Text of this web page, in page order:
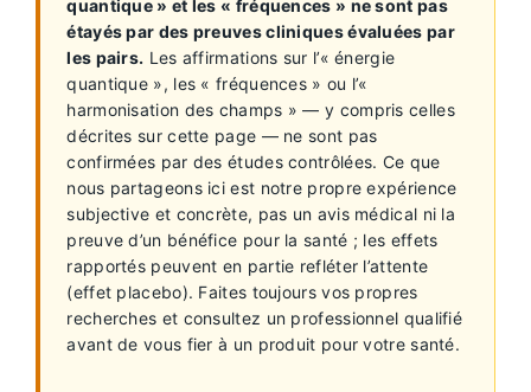
quantique » et les « fréquences » ne sont pas
étayés par des preuves cliniques évaluées par
les pairs. Les affirmations sur l’« énergie
quantique », les « fréquences » ou l’«
harmonisation des champs » — y compris celles
décrites sur cette page — ne sont pas
confirmées par des études contrôlées. Ce que
nous partageons ici est notre propre expérience
subjective et concrète, pas un avis médical ni la
preuve d’un bénéfice pour la santé ; les effets
rapportés peuvent en partie refléter l’attente
(effet placebo). Faites toujours vos propres
recherches et consultez un professionnel qualifié
avant de vous fier à un produit pour votre santé.